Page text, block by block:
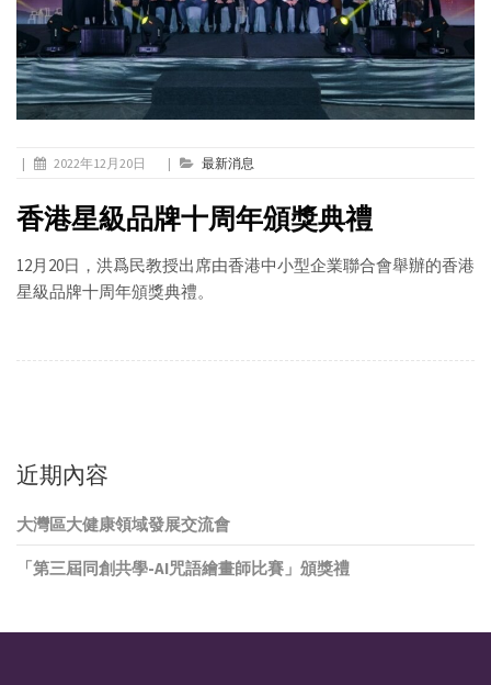
| 2022年12月20日 | 最新消息
香港星級品牌十周年頒獎典禮
12月20日，洪爲民教授出席由香港中小型企業聯合會舉辦的香港
星級品牌十周年頒獎典禮。
近期內容
大灣區大健康領域發展交流會
「第三屆同創共學-AI咒語繪畫師比賽」頒獎禮